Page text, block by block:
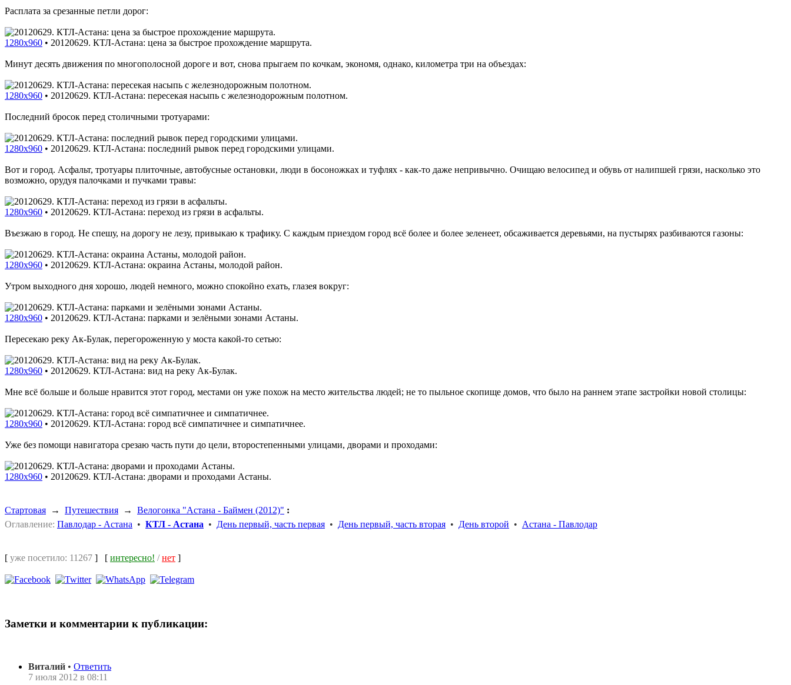
Расплата за срезанные петли дорог:
1280x960 • 20120629. КТЛ-Астана: цена за быстрое прохождение маршрута.
Минут десять движения по многополосной дороге и вот, снова прыгаем по кочкам, экономя, однако, километра три на объездах:
1280x960 • 20120629. КТЛ-Астана: пересекая насыпь с железнодорожным полотном.
Последний бросок перед столичными тротуарами:
1280x960 • 20120629. КТЛ-Астана: последний рывок перед городскими улицами.
Вот и город. Асфальт, тротуары плиточные, автобусные остановки, люди в босоножках и туфлях - как-то даже непривычно. Очищаю велосипед и обувь от налипшей грязи, насколько это
возможно, орудуя палочками и пучками травы:
1280x960 • 20120629. КТЛ-Астана: переход из грязи в асфальты.
Въезжаю в город. Не спешу, на дорогу не лезу, привыкаю к трафику. С каждым приездом город всё более и более зеленеет, обсаживается деревьями, на пустырях разбиваются газоны:
1280x960 • 20120629. КТЛ-Астана: окраина Астаны, молодой район.
Утром выходного дня хорошо, людей немного, можно спокойно ехать, глазея вокруг:
1280x960 • 20120629. КТЛ-Астана: парками и зелёными зонами Астаны.
Пересекаю реку Ак-Булак, перегороженную у моста какой-то сетью:
1280x960 • 20120629. КТЛ-Астана: вид на реку Ак-Булак.
Мне всё больше и больше нравится этот город, местами он уже похож на место жительства людей; не то пыльное скопище домов, что было на раннем этапе застройки новой столицы:
1280x960 • 20120629. КТЛ-Астана: город всё симпатичнее и симпатичнее.
Уже без помощи навигатора срезаю часть пути до цели, второстепенными улицами, дворами и проходами:
1280x960 • 20120629. КТЛ-Астана: дворами и проходами Астаны.
Стартовая → Путешествия → Велогонка "Астана - Баймен (2012)" :
Оглавление: Павлодар - Астана • КТЛ - Астана • День первый, часть первая • День первый, часть вторая • День второй • Астана - Павлодар
[ уже посетило: 11267 ] [ интересно! /нет ]
Заметки и комментарии к публикации:
Виталий • Ответить
7 июля 2012 в 08:11